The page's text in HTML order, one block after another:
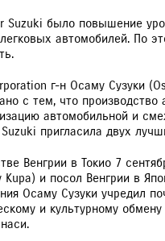
было повышение
автомобилей. По
г-н Осаму
с тем, что
автомобильной и
пригласила двух
Венгрии в Токио 7
и посол Венгрии в
Осаму Сузуки учредил
и культурному